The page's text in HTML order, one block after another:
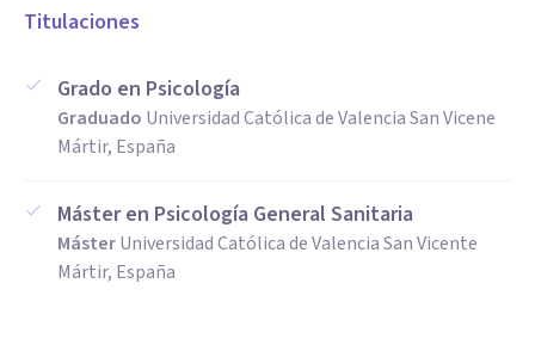
Titulaciones
Grado en Psicología
Graduado Universidad Católica de Valencia San Vicene
Mártir, España
Máster en Psicología General Sanitaria
MásterUniversidad Católica de Valencia San Vicente
Mártir, España